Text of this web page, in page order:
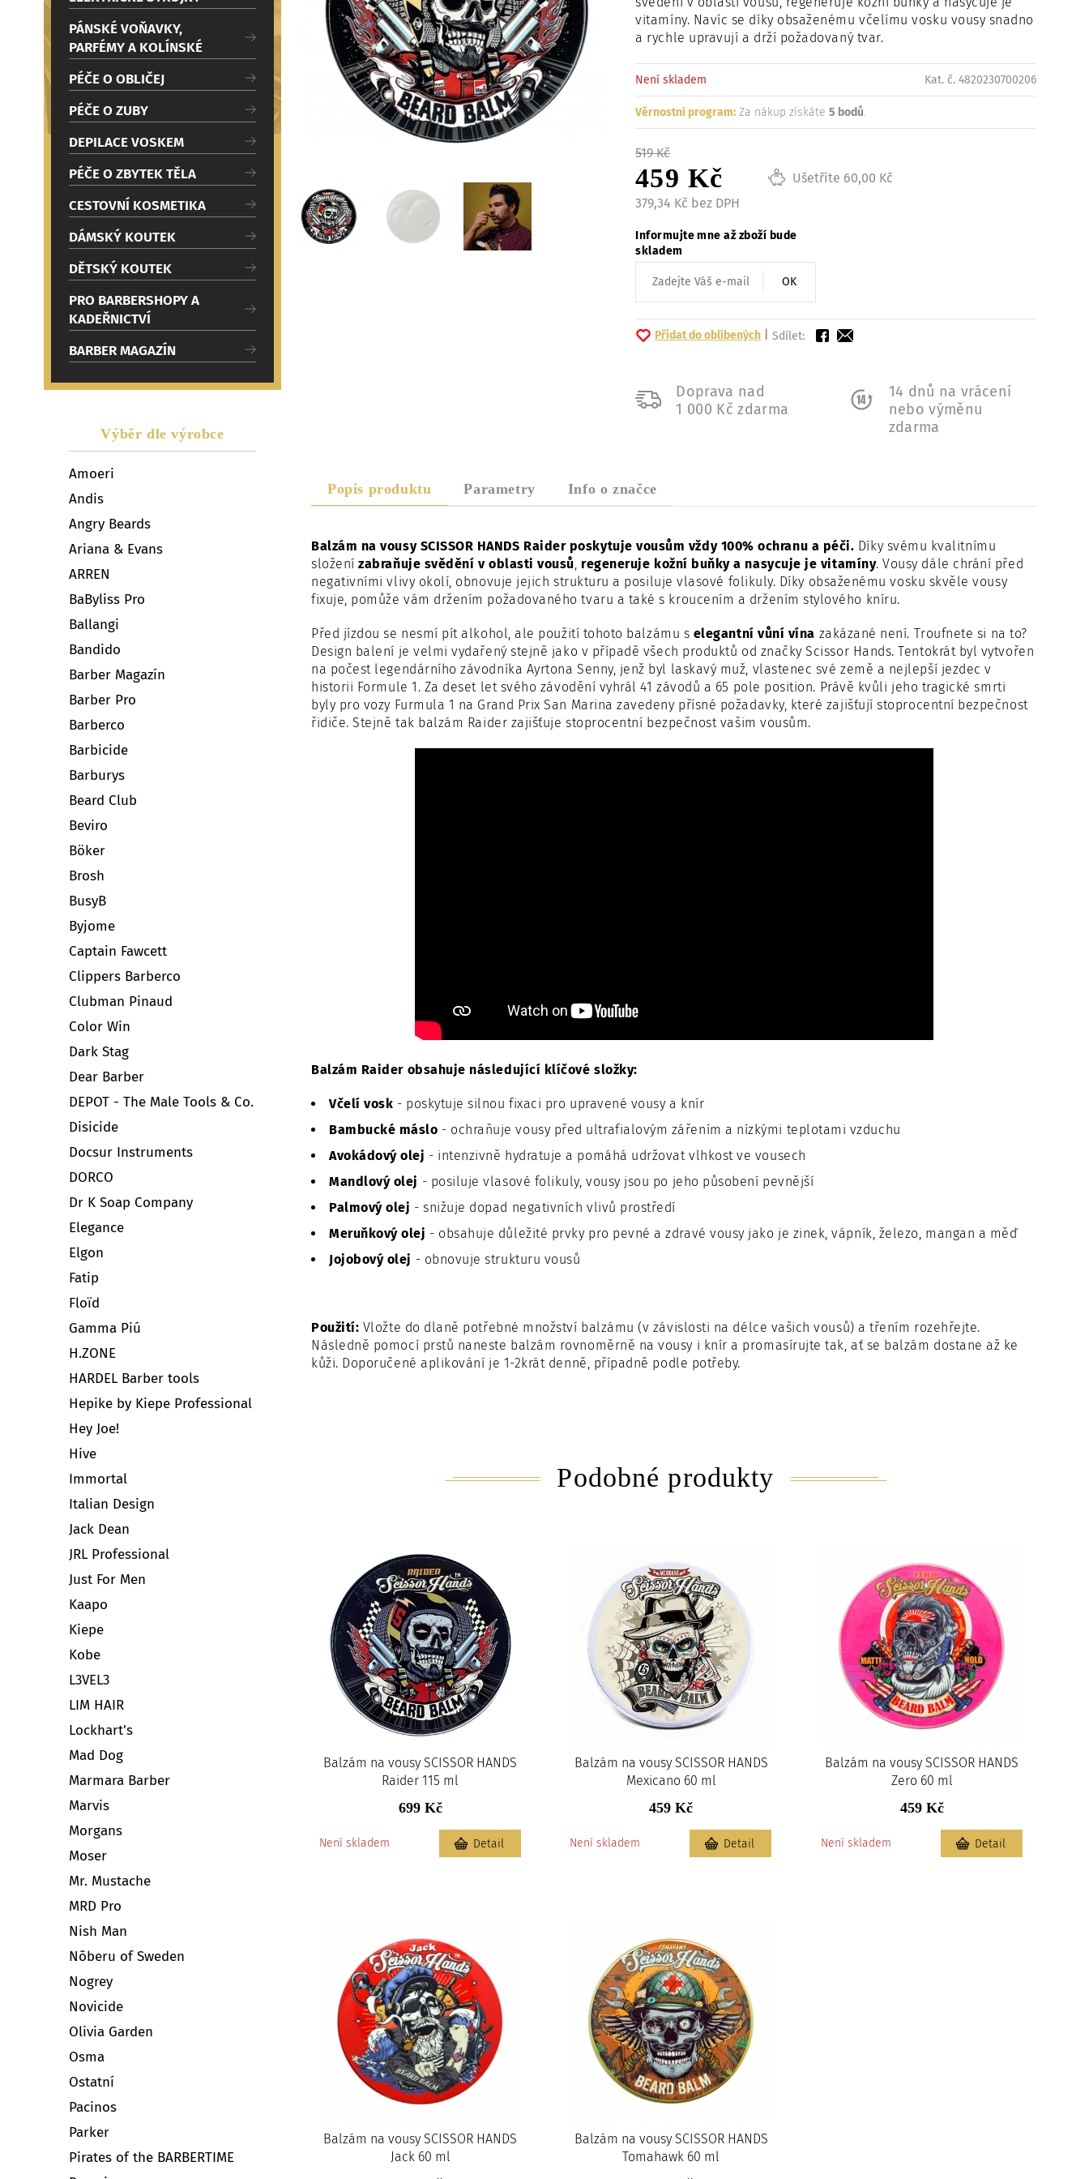
PÁNSKÉ VOŇAVKY,
PARFÉMY A KOLÍNSKÉ
PÉČE O OBLIČEJ
PÉČE O ZUBY
DEPILACE VOSKEM
PÉČE O ZBYTEK TĚLA
CESTOVNÍ KOSMETIKA
DÁMSKÝ KOUTEK
DĚTSKÝ KOUTEK
PRO BARBERSHOPY A
KADEŘNICTVÍ
BARBER MAGAZÍN
Výběr dle výrobce
Amoeri
Andis
Angry Beards
Ariana & Evans
ARREN
BaByliss Pro
Ballangi
Bandido
Barber Magazín
Barber Pro
Barberco
Barbicide
Barburys
Beard Club
Beviro
Böker
Brosh
BusyB
Byjome
Captain Fawcett
Clippers Barberco
Clubman Pinaud
Color Win
Dark Stag
Dear Barber
DEPOT - The Male Tools & Co.
Disicide
Docsur Instruments
DORCO
Dr K Soap Company
Elegance
Elgon
Fatip
Floïd
Gamma Piú
H.ZONE
HARDEL Barber tools
Hepike by Kiepe Professional
Hey Joe!
Hive
Immortal
Italian Design
Jack Dean
JRL Professional
Just For Men
Kaapo
Kiepe
Kobe
L3VEL3
LIM HAIR
Lockhart's
Mad Dog
Marmara Barber
Marvis
Morgans
Moser
Mr. Mustache
MRD Pro
Nish Man
Nõberu of Sweden
Nogrey
Novicide
Olivia Garden
Osma
Ostatní
Pacinos
Parker
Pirates of the BARBERTIME
Načítám Načítám
vitamíny. Navíc se díky obsaženému včelímu vosku vousy snadno
a rychle upravují a drží požadovaný tvar.
Není skladem Kat. č. 4820230700206
Věrnostní program: Za nákup získáte5 bodů.
519 Kč
459 Kč
379,34 Kč bez DPH
Ušetříte 60,00 Kč
Informujte mne až zboží bude
skladem
OK
Přidat do oblíbených |Sdílet:
Doprava nad
1 000 Kč zdarma
14 dnů na vrácení
nebo výměnu
zdarma
Popis produktu Parametry Info o značce
Balzám na vousy SCISSOR HANDS Raider poskytuje vousům vždy 100% ochranu a péči. Díky svému kvalitnímu
složenízabraňuje svědění v oblasti vousů regeneruje kožní buňky a nasycuje je vitamíny. Vousy dále chrání před
negativními vlivy okolí, obnovuje jejich strukturu a posiluje vlasové folikuly. Díky obsaženému vosku skvěle vousy
fixuje, pomůže vám držením požadovaného tvaru a také s kroucením a držením stylového kníru.
Před jízdou se nesmí pít alkohol, ale použití tohoto balzámu s elegantní vůní vína zakázané není. Troufnete si na to?
Design balení je velmi vydařený stejně jako v případě všech produktů od značky Scissor Hands. Tentokrát byl vytvořen
na počest legendárního závodníka Ayrtona Senny, jenž byl laskavý muž, vlastenec své země a nejlepší jezdec v
historii Formule 1. Za deset let svého závodění vyhrál 41 závodů a 65 pole position. Právě kvůli jeho tragické smrti
byly pro vozy Furmula 1 na Grand Prix San Marina zavedeny přísné požadavky, které zajišťují stoprocentní bezpečnost
řidiče. Stejně tak balzám Raider zajišťuje stoprocentní bezpečnost vašim vousům.
Balzám Raider obsahuje následující klíčové složky:
Včelí vosk - poskytuje silnou fixaci pro upravené vousy a knír
Bambucké máslo - ochraňuje vousy před ultrafialovým zářením a nízkými teplotami vzduchu
Avokádový olej - intenzivně hydratuje a pomáhá udržovat vlhkost ve vousech
Mandlový olej - posiluje vlasové folikuly, vousy jsou po jeho působení pevnější
Palmový olej - snižuje dopad negativních vlivů prostředí
Meruňkový olej - obsahuje důležité prvky pro pevné a zdravé vousy jako je zinek, vápník, železo, mangan a měď
Jojobový olej - obnovuje strukturu vousů
Použití: Vložte do dlaně potřebné množství balzámu (v závislosti na délce vašich vousů) a třením rozehřejte.
Následně pomocí prstů naneste balzám rovnoměrně na vousy i knír a promasírujte tak, ať se balzám dostane až ke
kůži. Doporučené aplikování je 1-2krát denně, případně podle potřeby.
Podobné produkty
Balzám na vousy SCISSOR HANDS
Raider 115 ml
699 Kč
Není skladem Detail
Balzám na vousy SCISSOR HANDS
Mexicano 60 ml
459 Kč
Není skladem Detail
Balzám na vousy SCISSOR HANDS
Zero 60 ml
459 Kč
Není skladem Detail
Balzám na vousy SCISSOR HANDS
Jack 60 ml
Balzám na vousy SCISSOR HANDS
Tomahawk 60 ml